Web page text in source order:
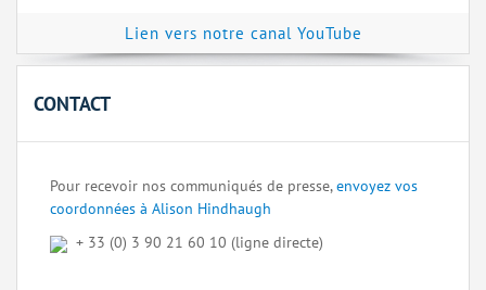
Lien vers notre canal YouTube
CONTACT
Pour recevoir nos communiqués de presse,envoyez vos
coordonnées à Alison Hindhaugh
+ 33 (0) 3 90 21 60 10 (ligne directe)